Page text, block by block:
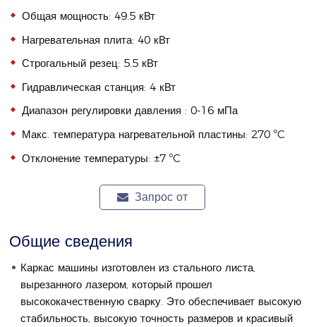
Общая мощность: 49.5 кВт
Нагревательная плита: 40 кВт
Строгальный резец: 5.5 кВт
Гидравлическая станция: 4 кВт
Диапазон регулировки давления : 0-16 мПа
Макс. температура нагревательной пластины: 270 ºC
Отклонение температуры: ±7 ºC
Запрос от
Общие сведения
Каркас машины изготовлен из стального листа,
вырезанного лазером, который прошел
высококачественную сварку. Это обеспечивает высокую
стабильность, высокую точность размеров и красивый